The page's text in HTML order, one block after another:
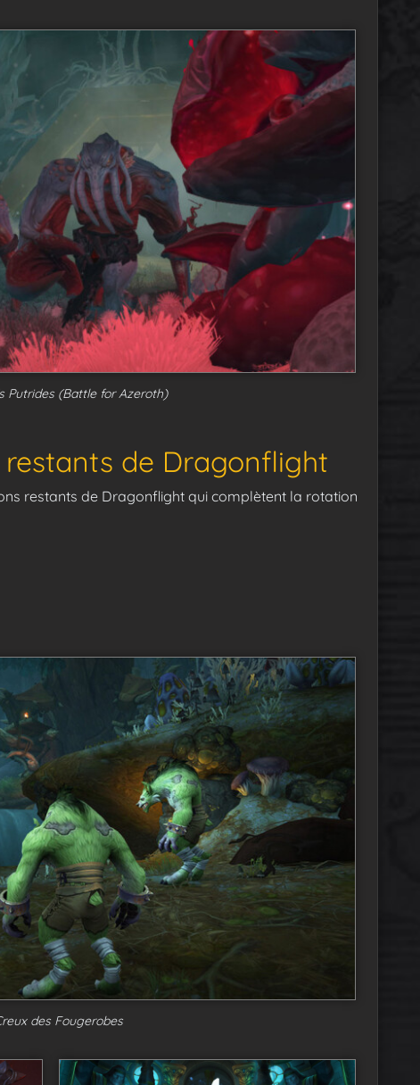
Putrides (Battle for Azeroth)
de Dragonflight
restants de Dragonflight qui complètent la rotation
des Fougerobes